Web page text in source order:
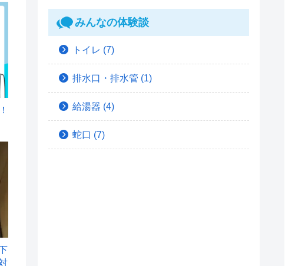
みんなの体験談
トイレ (7)
排水口・排水管 (1)
給湯器 (4)
蛇口 (7)